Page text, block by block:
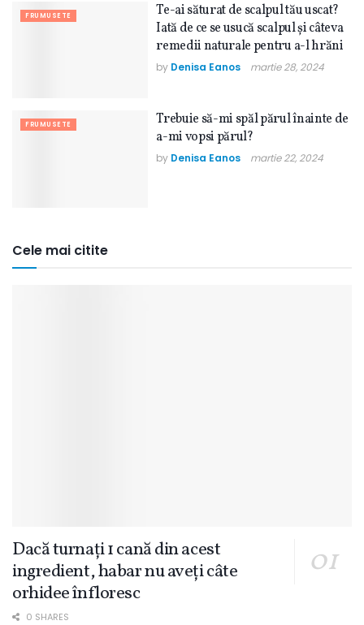
FRUMUSETE
Te-ai săturat de scalpul tău uscat?
Iată de ce se usucă scalpul și câteva
remedii naturale pentru a-l hrăni
by Denisa Eanos martie 28, 2024
FRUMUSETE
Trebuie să-mi spăl părul înainte de
a-mi vopsi părul?
by Denisa Eanos martie 22, 2024
Cele mai citite
Dacă turnați 1 cană din acest
ingredient, habar nu aveți câte
orhidee înfloresc
0 SHARES